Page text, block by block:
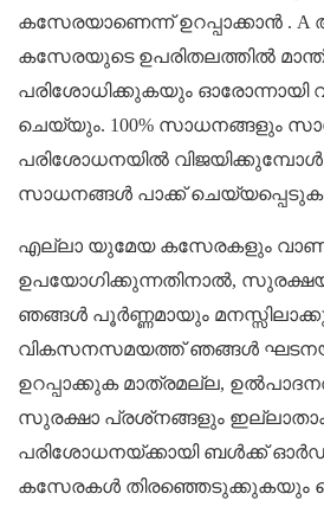
കസേരയാണെന്ന് ഉറപ്പാക്കാൻ . A
കസേരയുടെ ഉപരിതലത്തിൽ
പരിശോധിക്കുകയും ഓരോന്നായി
ചെയ്യും. 100% സാധനങ്ങളും
പരിശോധനയിൽ
സാധനങ്ങൾ പാക്ക്
എല്ലാ യുമേയ കസേരകളും
ഉപയോഗിക്കുന്നതിനാൽ,
ഞങ്ങൾ പൂർണ്ണമായും
വികസനസമയത്ത് ഞങ്ങൾ
ഉറപ്പാക്കുക മാത്രമല്ല,
സുരക്ഷാ പ്രശ്‌നങ്ങളും
പരിശോധനയ്‌ക്കായി ബൾക്ക്
കസേരകൾ തിരഞ്ഞെടുക്കുകയും